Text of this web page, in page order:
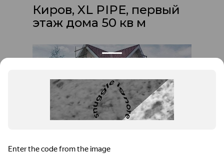
Киров, XL PIPE, первый
этаж дома 50 кв м